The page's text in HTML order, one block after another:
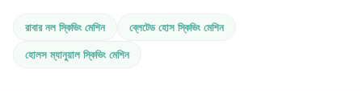
রাবার নল স্কিভিং মেশিন
ব্লেটেড হোস স্কিভিং মেশিন
হোলস ম্যানুয়াল স্কিভিং মেশিন